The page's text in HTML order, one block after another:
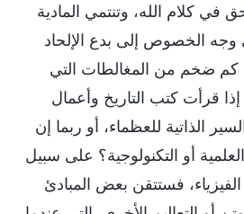
في كلام الله، وتنتمي المادية
وجه الخصوص إلى بدع الإلحاد
كم ضخم من المغالطات التي
إذا قرأت كتب التاريخ وأعمال
الذاتية للعظماء، أو ربما إن
أو التكنولوجية؟ على سبيل
فستتقن بعض المبادئ